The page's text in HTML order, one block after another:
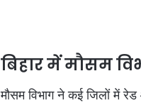
बिहार में मौसम
मौसम विभाग ने कई जिलों में